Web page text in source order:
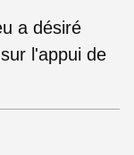
a désiré
l'appui de